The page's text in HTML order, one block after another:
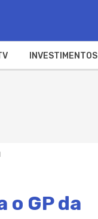
INVESTIMENTOS
GP da